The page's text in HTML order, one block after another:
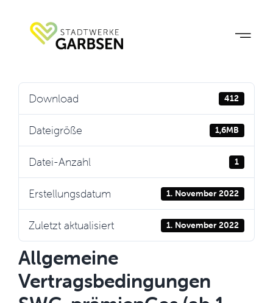
springen
Download 412
Dateigröße 1,6MB
Datei-Anzahl 1
Erstellungsdatum 1. November 2022
Zuletzt aktualisiert 1. November 2022
Allgemeine
Vertragsbedingungen